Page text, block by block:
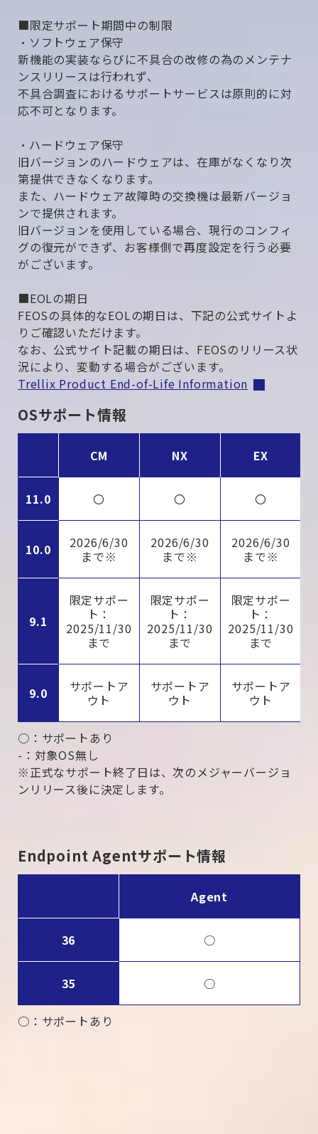
■限定サポート期間中の制限
・ソフトウェア保守
新機能の実装ならびに不具合の改修の為のメンテナ
ンスリリースは行われず、
不具合調査におけるサポートサービスは原則的に対
応不可となります。
・ハードウェア保守
旧バージョンのハードウェアは、在庫がなくなり次
第提供できなくなります。
また、ハードウェア故障時の交換機は最新バージョ
ンで提供されます。
旧バージョンを使用している場合、現行のコンフィ
グの復元ができず、お客様側で再度設定を行う必要
がございます。
■EOLの期日
FEOSの具体的なEOLの期日は、下記の公式サイトよ
りご確認いただけます。
なお、公式サイト記載の期日は、FEOSのリリース状
況により、変動する場合がございます。
Trellix Product End-of-Life Information
OSサポート情報
CM NX EX
11.0 〇 〇 〇
10.0
2026/6/30
まで※
2026/6/30
まで※
2026/6/30
まで※
9.1
限定サポー
ト：
2025/11/30
まで
限定サポー
ト：
2025/11/30
まで
限定サポー
ト：
2025/11/30
まで
9.0
サポートア
ウト
サポートア
ウト
サポートア
ウト
○ ：サポートあり
- ：対象OS無し
※正式なサポート終了日は、次のメジャーバージョ
ンリリース後に決定します。
Endpoint Agentサポート情報
Agent
36 ○
35 ○
○ ：サポートあり